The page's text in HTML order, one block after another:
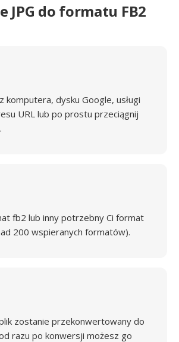
JPG do formatu FB2
komputera, dysku Google, usługi
URL lub po prostu przeciągnij
fb2 lub inny potrzebny Ci format
200 wspieranych formatów).
zostanie przekonwertowany do
razu po konwersji możesz go